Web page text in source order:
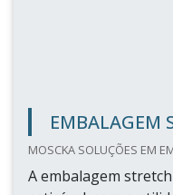
EMBALAGEM
MOSCKA SOLUÇÕES EM
A embalagem